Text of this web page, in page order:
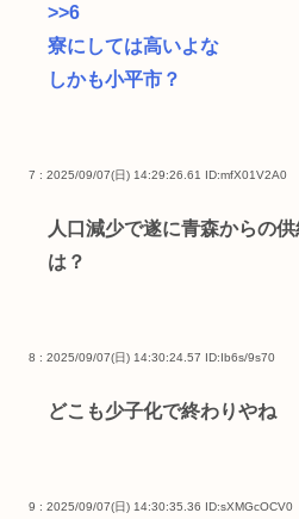
>>6
寮にしては高いよな
しかも小平市？
7 : 2025/09/07(日) 14:29:26.61 ID:mfX01V2A0
人口減少で遂に青森からの
は？
8 : 2025/09/07(日) 14:30:24.57 ID:Ib6s/9s70
どこも少子化で終わりやね
9 : 2025/09/07(日) 14:30:35.36 ID:sXMGcOCV0